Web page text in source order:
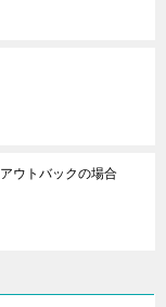
ウトバックの場合